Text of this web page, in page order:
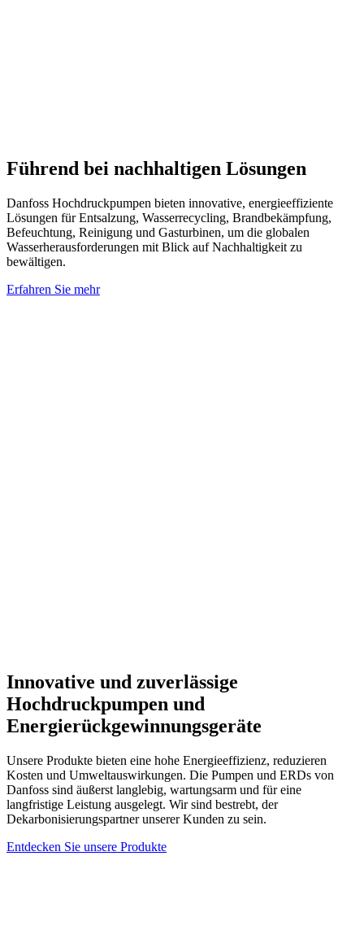
Führend bei nachhaltigen Lösungen
Danfoss Hochdruckpumpen bieten innovative, energieeffiziente
Lösungen für Entsalzung, Wasserrecycling, Brandbekämpfung,
Befeuchtung, Reinigung und Gasturbinen, um die globalen
Wasserherausforderungen mit Blick auf Nachhaltigkeit zu
bewältigen.
Erfahren Sie mehr
Innovative und zuverlässige
Hochdruckpumpen und
Energierückgewinnungsgeräte
Unsere Produkte bieten eine hohe Energieeffizienz, reduzieren
Kosten und Umweltauswirkungen. Die Pumpen und ERDs von
Danfoss sind äußerst langlebig, wartungsarm und für eine
langfristige Leistung ausgelegt. Wir sind bestrebt, der
Dekarbonisierungspartner unserer Kunden zu sein.
Entdecken Sie unsere Produkte